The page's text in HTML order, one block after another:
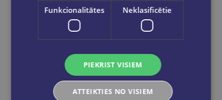
Funkcionalitātes Neklasificētie
PIEKRIST VISIEM
ATTEIKTIES NO VISIEM